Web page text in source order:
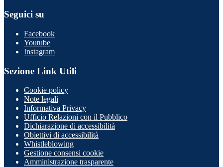
Seguici su
Facebook
Youtube
Instagram
Sezione Link Utili
Cookie policy
Note legali
Informativa Privacy
Ufficio Relazioni con il Pubblico
Dichiarazione di accessibilità
Obiettivi di accessibilità
Whistleblowing
Gestione consensi cookie
Amministrazione trasparente